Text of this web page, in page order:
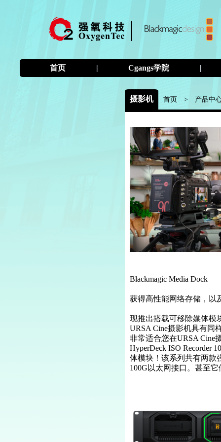
首页 | Cgangs学院 |
摄影机 首页 > 产品中
Blackmagic Media Dock
获得高性能网络存储，以
现推出搭载可移除媒体模
URSA Cine摄影机具有同
非常适合您在URSA Cine
HyperDeck ISO Recorder
体模块！该系列共有两款
100G以太网接口。甚至它